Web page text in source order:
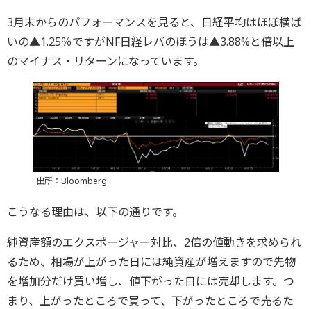
3月末からのパフォーマンスを見ると、日経平均はほぼ横ば
いの▲1.25％ですがNF日経レバのほうは▲3.88%と倍以上
のマイナス・リターンになっています。
出所：Bloomberg
こうなる理由は、以下の通りです。
純資産額のエクスポージャー対比、2倍の値動きを求められ
るため、相場が上がった日には純資産が増えますので先物
を増加分だけ買い増し、値下がった日には売却します。つ
まり、上がったところで買って、下がったところで売るた